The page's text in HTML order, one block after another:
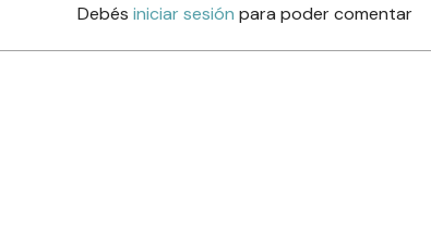
Debés iniciar sesión para poder comentar